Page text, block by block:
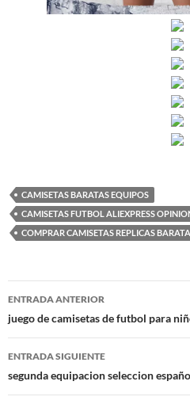
CAMISETAS BARATAS EQUIPOS
CAMISETAS FUTBOL ALIEXPRESS
COMPRAR CAMISETAS REPLICAS
Navegación
de
entradas
ENTRADA ANTERIOR
juego de camisetas de futbol para
ENTRADA SIGUIENTE
segunda equipacion seleccion